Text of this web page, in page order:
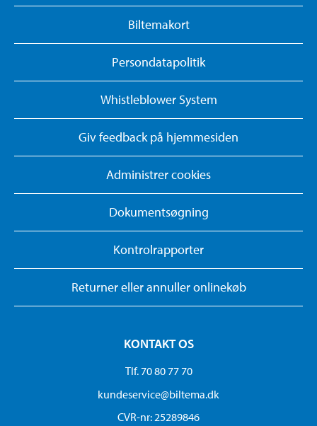
Biltemakort
Persondatapolitik
Whistleblower System
Giv feedback på hjemmesiden
Administrer cookies
Dokumentsøgning
Kontrolrapporter
Returner eller annuller onlinekøb
KONTAKT OS
Tlf. 70 80 77 70
kundeservice@biltema.dk
CVR-nr: 25289846